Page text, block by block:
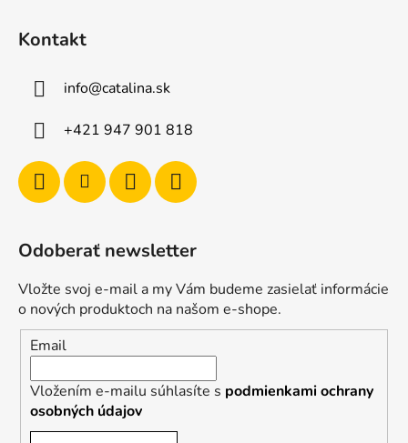
Kontakt
info@catalina.sk
+421 947 901 818
Odoberať newsletter
Vložte svoj e-mail a my Vám budeme zasielať informácie
o nových produktoch na našom e-shope.
Email
Vložením e-mailu súhlasíte s podmienkami ochrany
osobných údajov